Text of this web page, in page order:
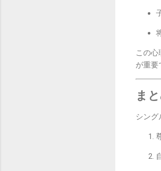
この
が重要
ま
シング